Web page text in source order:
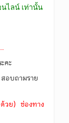
ไลน์ เท่านั้น
คะ
อบถามราย
ด้วย) ช่องทาง